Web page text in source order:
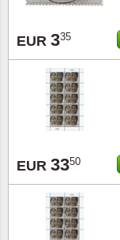
EUR 335
EUR 3350